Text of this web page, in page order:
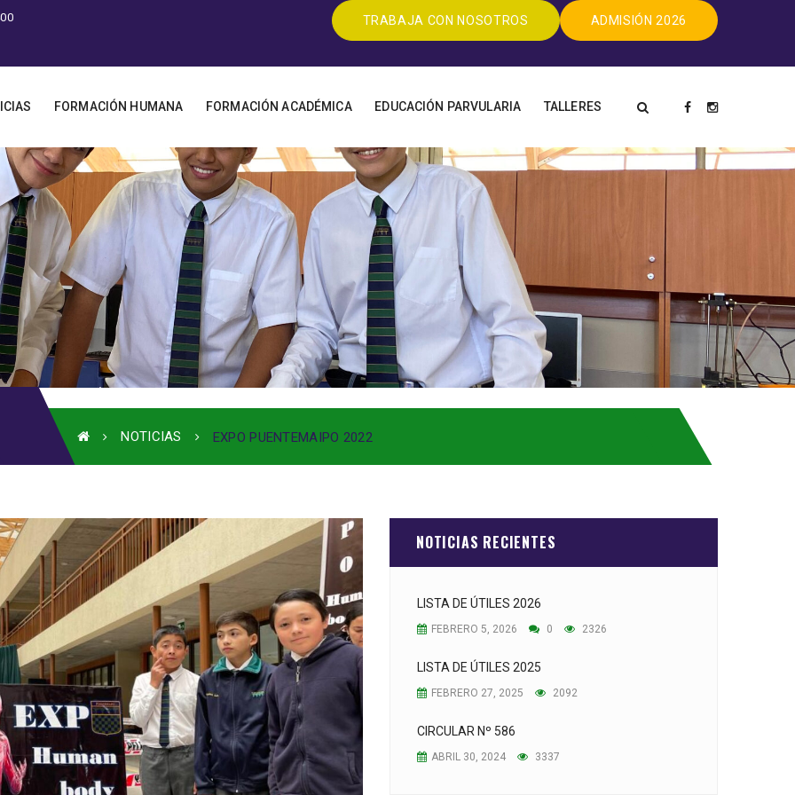
TRABAJA CON NOSOTROS ADMISIÓN 2026
FORMACIÓN HUMANA FORMACIÓN ACADÉMICA EDUCACIÓN PARVULARIA TALLERES
NOTICIAS EXPO PUENTEMAIPO 2022
NOTICIAS RECIENTES
LISTA DE ÚTILES 2026
FEBRERO 5, 2026 0 2326
LISTA DE ÚTILES 2025
FEBRERO 27, 2025 2092
CIRCULAR Nº 586
ABRIL 30, 2024 3337